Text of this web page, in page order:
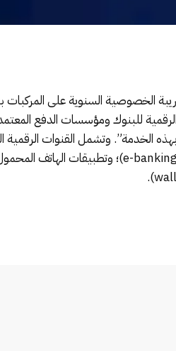
للبنوك ومؤسسات الدفع
الخدمة”. وتشمل القنوات الرقمية